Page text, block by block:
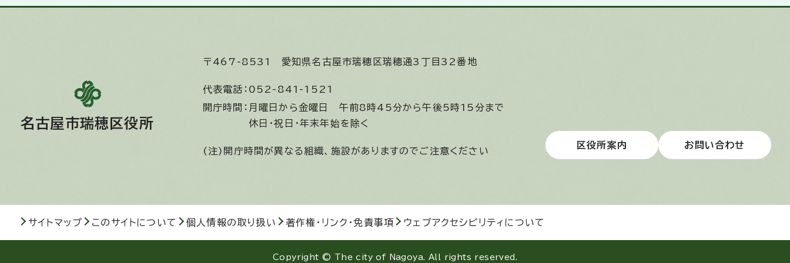
名古屋市瑞穂区役所
〒467-8531 愛知県名古屋市瑞穂区瑞穂通3丁目32番地
代表電話： 052-841-1521
開庁時間： 月曜日から金曜日 午前8時45分から午後5時15分まで
休日・祝日・年末年始を除く
(注)開庁時間が異なる組織、施設がありますのでご注意ください
区役所案内 お問い合わせ
サイトマップ このサイトについて 個人情報の取り扱い 著作権・リンク・免責事項 ウェブアクセシビリティについて
Copyright © The city of Nagoya. All rights reserved.